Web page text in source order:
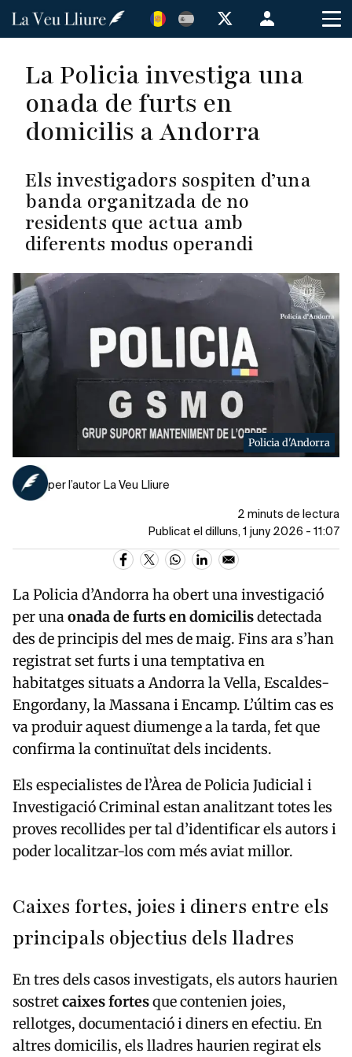
Vés
Menú
de
de
La Policia investiga una
onada de furts en
domicilis a Andorra
Els investigadors sospiten d’una
banda organitzada de no
residents que actua amb
diferents modus operandi
Policia d'Andorra
per l’autor La Veu Lliure
2 minuts de lectura
Publicat el dilluns, 1 juny 2026 - 11:07
La Policia d’Andorra ha obert una investigació
per unaonada de furts en domicilisdetectada
des de principis del mes de maig. Fins ara s’han
registrat set furts i una temptativa en
habitatges situats aAndorra la Vella, Escaldes-
Engordany, la MassanaiEncamp. L’últim cas es
va produir aquest diumenge a la tarda, fet que
confirma la continuïtat dels incidents.
Els especialistes de l’Àrea de Policia Judicial i
Investigació Criminal estan analitzant totes les
proves recollides per tal d’identificar els autors i
poder localitzar-los com més aviat millor.
Caixes fortes, joies i diners entre els
principals objectius dels lladres
En tres dels casos investigats, els autors haurien
sostretcaixes fortesque contenien joies,
rellotges, documentació i diners en efectiu. En
altres domicilis, els lladres haurien regirat els